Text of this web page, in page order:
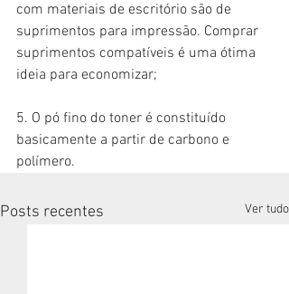
com materiais de escritório são de
suprimentos para impressão. Comprar
suprimentos compatíveis é uma ótima
ideia para economizar;
5. O pó fino do toner é constituído
basicamente a partir de carbono e
polímero.
Posts recentes Ver tudo